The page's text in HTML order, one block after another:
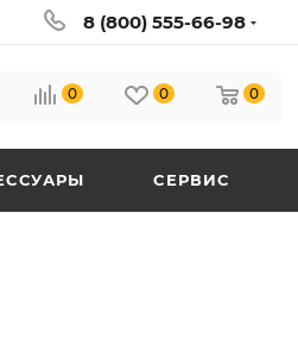
8 (800) 555-66-98
0 0 0
СЕРВИС